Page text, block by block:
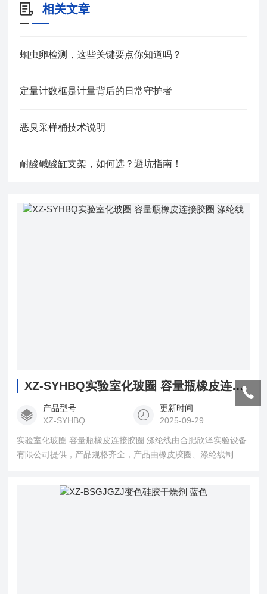
相关文章
蛔虫卵检测，这些关键要点你知道吗？
定量计数框是计量背后的日常守护者
恶臭采样桶技术说明
耐酸碱酸缸支架，如何选？避坑指南！
XZ-SYHBQ实验室化玻圈 容量瓶橡皮连接胶圈 涤纶线
产品型号
XZ-SYHBQ
更新时间
2025-09-29
实验室化玻圈 容量瓶橡皮连接胶圈 涤纶线由合肥欣泽实验设备
有限公司提供，产品规格齐全，产品由橡皮胶圈、涤纶线制